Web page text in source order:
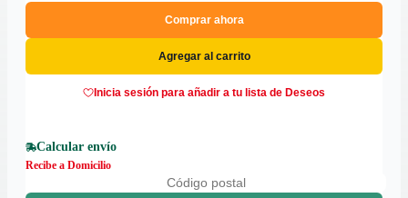
Comprar ahora
Agregar al carrito
Inicia sesión para añadir a tu lista de Deseos
Calcular envío
Recibe a Domicilio